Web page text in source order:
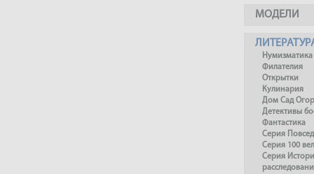
МОДЕЛИ
Нумизматика
Филателия
Открытки
Кулинария
Дом Сад
Детективы
Фантастика
Серия
Серия 100
Серия